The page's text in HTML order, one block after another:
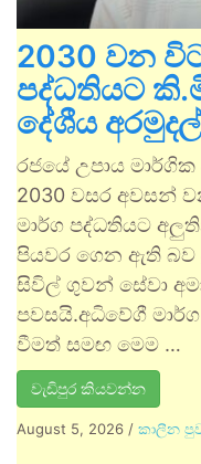
2030 වන
පද්ධතියට
දේශීය
රජයේ උපාය
2030 වසර අවසන්
මාර්ග පද්ධතියට
පියවර ගෙන ඇති බව
සිවිල් ගුවන් සේවා
පවසයි.අධිවේගී
වීමත් සමඟ මෙම …
වැඩිපුර කියවන්න
August 5, 2026 / කාලීන